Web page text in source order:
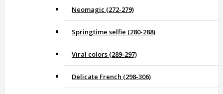
Neomagic (272-279)
Springtime selfie (280-288)
Viral colors (289-297)
Delicate French (298-306)